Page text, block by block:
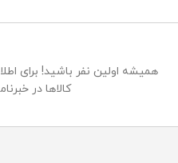
همیشه اولین نفر باشید! برای
کالاها در